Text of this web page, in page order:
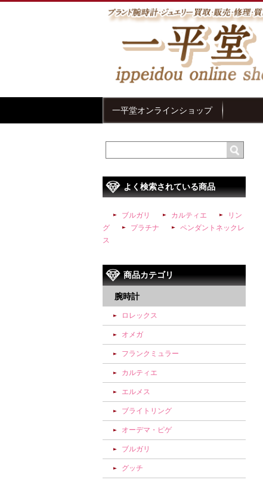
一平堂オンラインショップ
よく検索されている商品
ブルガリ カルティエ
リン
グ
プラチナ
ペンダントネックレ
ス
商品カテゴリ
腕時計
ロレックス
オメガ
フランクミュラー
カルティエ
エルメス
ブライトリング
オーデマ・ピゲ
ブルガリ
グッチ